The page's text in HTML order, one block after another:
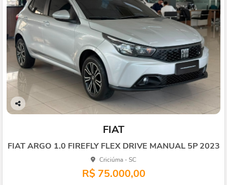
Co
FIAT
FIAT ARGO 1.0 FIREFLY FLEX DRIVE MANUAL 5P 2023
Criciúma - SC
R$ 75.000,00